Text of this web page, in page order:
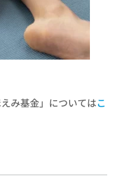
み基金」についてはこ